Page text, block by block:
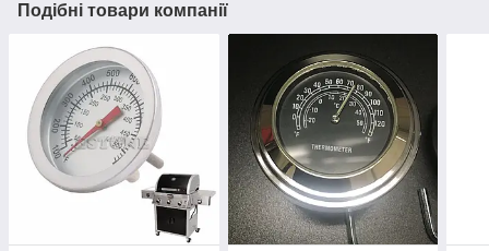
Подібні товари компанії